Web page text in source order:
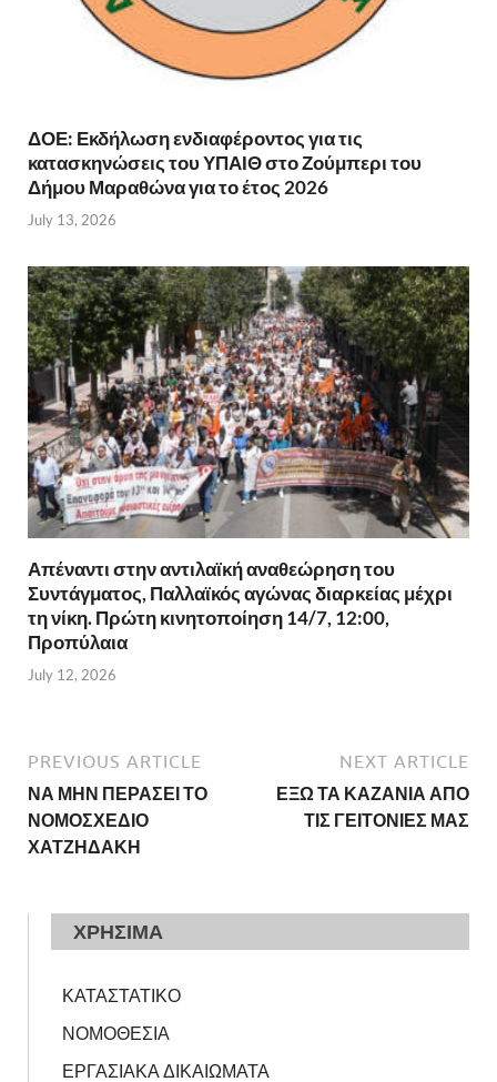
ΔΟΕ: Εκδήλωση ενδιαφέροντος για τις
κατασκηνώσεις του ΥΠΑΙΘ στο Ζούμπερι του
Δήμου Μαραθώνα για το έτος 2026
July 13, 2026
Απέναντι στην αντιλαϊκή αναθεώρηση του
Συντάγματος, Παλλαϊκός αγώνας διαρκείας μέχρι
τη νίκη. Πρώτη κινητοποίηση 14/7, 12:00,
Προπύλαια
July 12, 2026
PREVIOUS ARTICLE
ΝΑ ΜΗΝ ΠΕΡΑΣΕΙ ΤΟ
ΝΟΜΟΣΧΕΔΙΟ
ΧΑΤΖΗΔΑΚΗ
NEXT ARTICLE
ΕΞΩ ΤΑ ΚΑΖΑΝΙΑ ΑΠΟ
ΤΙΣ ΓΕΙΤΟΝΙΕΣ ΜΑΣ
ΧΡΗΣΙΜΑ
ΚΑΤΑΣΤΑΤΙΚΟ
ΝΟΜΟΘΕΣΙΑ
ΕΡΓΑΣΙΑΚΑ ΔΙΚΑΙΩΜΑΤΑ